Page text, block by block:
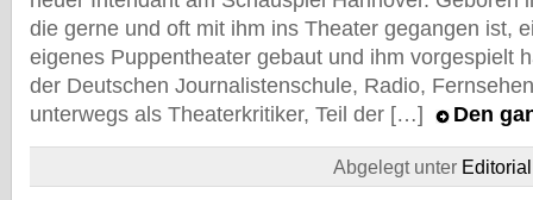
die gerne und oft mit ihm ins Theater gegangen ist,
eigenes Puppentheater gebaut und ihm vorgespielt
der Deutschen Journalistenschule, Radio,
unterwegs als Theaterkritiker, Teil der […]
Den
Abgelegt unter Editorial